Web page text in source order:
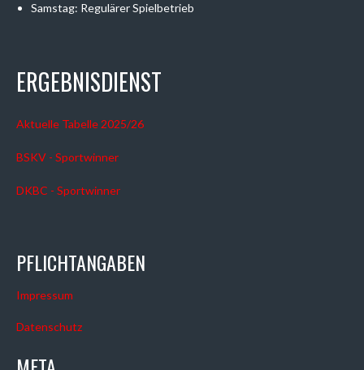
Samstag: Regulärer Spielbetrieb
ERGEBNISDIENST
Aktuelle Tabelle 2025/26
BSKV - Sportwinner
DKBC - Sportwinner
PFLICHTANGABEN
Impressum
Datenschutz